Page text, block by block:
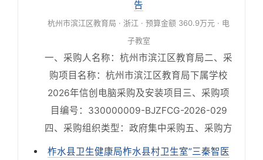
告
杭州市滨江区教育局 · 浙江 · 预算金额 360.9万元 · 电
子教室
一、采购人名称：杭州市滨江区教育局二、采
购项目名称：杭州市滨江区教育局下属学校
2026年信创电脑采购及安装项目三、采购项
目编号：330000009-BJZFCG-2026-029
四、采购组织类型：政府集中采购五、采购方
柞水县卫生健康局柞水县村卫生室”三秦智医